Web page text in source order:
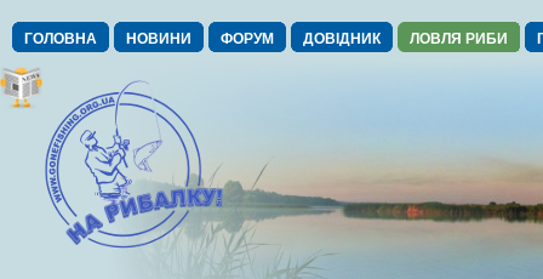
ГОЛОВНА НОВИНИ ФОРУМ ДОВІДНИК ЛОВЛЯ РИБИ